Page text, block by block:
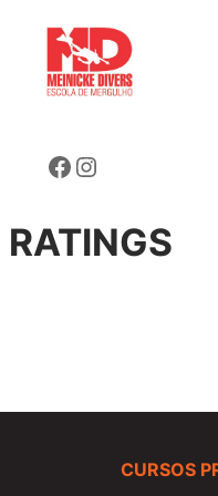
Facebook Instagram
RATINGS
CURSOS